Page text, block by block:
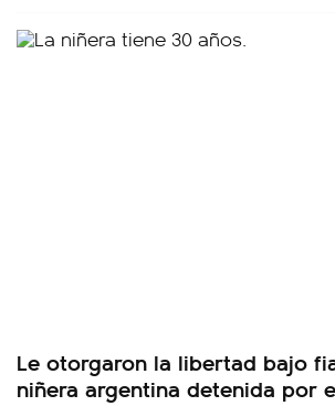
Le otorgaron la libertad bajo
niñera argentina detenida por